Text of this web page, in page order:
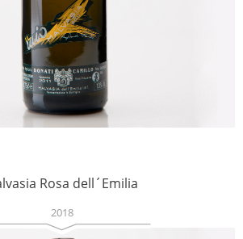
Rosa dell´Emilia
2018